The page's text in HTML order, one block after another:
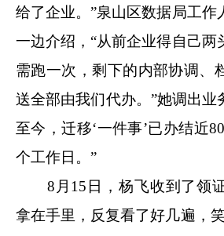
给了企业。”泉山区数据局工作
一边介绍，“从前企业得自己两
需跑一次，剩下的内部协调、
送全部由我们代办。”她调出业
至今，迁移‘一件事’已办结近
个工作日。”
8月15日，杨飞收到了领
拿在手里，反复看了好几遍，